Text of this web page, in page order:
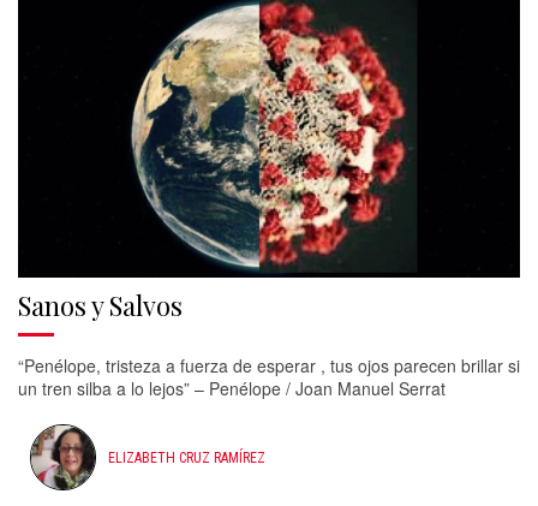
Sanos y Salvos
“Penélope, tristeza a fuerza de esperar , tus ojos parecen brillar si
un tren silba a lo lejos” – Penélope / Joan Manuel Serrat
ELIZABETH CRUZ RAMÍREZ